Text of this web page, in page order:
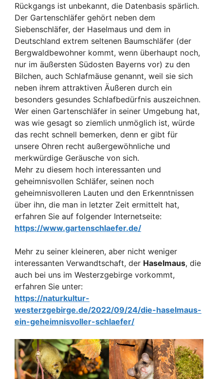
Rückgangs ist unbekannt, die Datenbasis spärlich.
Der Gartenschläfer gehört neben dem
Siebenschläfer, der Haselmaus und dem in
Deutschland extrem seltenen Baumschläfer (der
Bergwaldbewohner kommt, wenn überhaupt noch,
nur im äußersten Südosten Bayerns vor) zu den
Bilchen, auch Schlafmäuse genannt, weil sie sich
neben ihrem attraktiven Äußeren durch ein
besonders gesundes Schlafbedürfnis auszeichnen.
Wer einen Gartenschläfer in seiner Umgebung hat,
was wie gesagt so ziemlich unmöglich ist, würde
das recht schnell bemerken, denn er gibt für
unsere Ohren recht außergewöhnliche und
merkwürdige Geräusche von sich.
Mehr zu diesem hoch interessanten und
geheimnisvollen Schläfer, seinen noch
geheimnisvolleren Lauten und den Erkenntnissen
über ihn, die man in letzter Zeit ermittelt hat,
erfahren Sie auf folgender Internetseite:
https://www.gartenschlaefer.de/
Mehr zu seiner kleineren, aber nicht weniger
interessanten Verwandtschaft, der Haselmaus, die
auch bei uns im Westerzgebirge vorkommt,
erfahren Sie unter:
https://naturkultur-
westerzgebirge.de/2022/09/24/die-haselmaus-
ein-geheimnisvoller-schlaefer/